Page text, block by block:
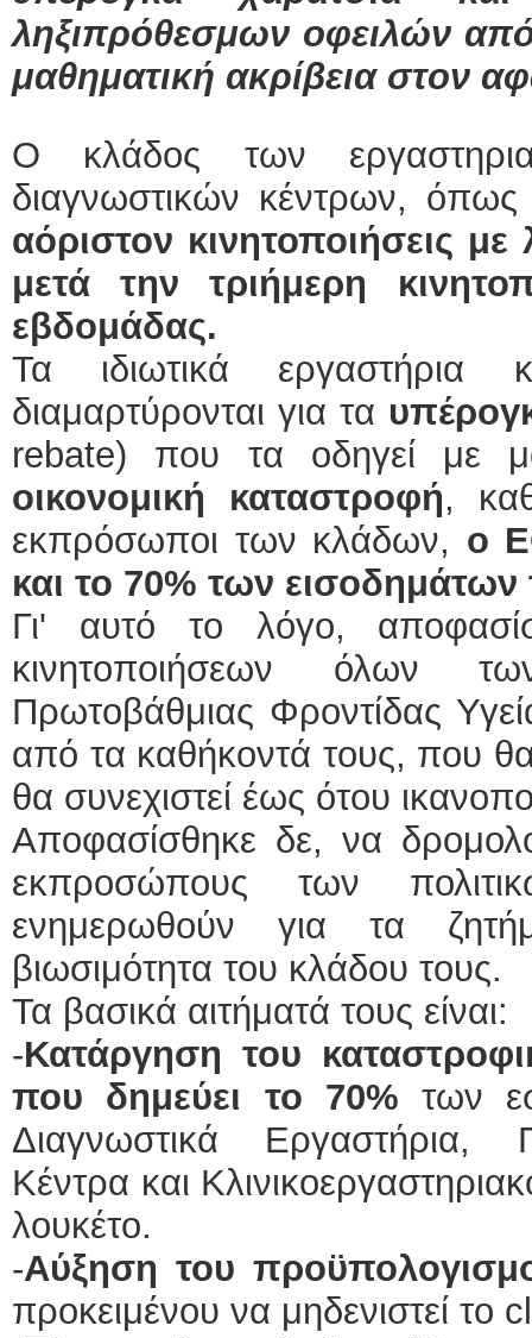
ληξιπρόθεσμων οφειλών
μαθηματική ακρίβεια στον
Ο κλάδος των
διαγνωστικών κέντρων,
αόριστον κινητοποιήσεις
μετά την τριήμερη
εβδομάδας.
Τα ιδιωτικά εργαστήρια
διαμαρτύρονται για τα
rebate) που τα οδηγεί με
οικονομική καταστροφή,
εκπρόσωποι των κλάδων, ο
και το 70% των εισοδημάτων
Γι' αυτό το λόγο,
κινητοποιήσεων όλων
Πρωτοβάθμιας Φροντίδας
από τα καθήκοντά τους, που θα
θα συνεχιστεί έως ότου
Αποφασίσθηκε δε, να
εκπροσώπους των
ενημερωθούν για τα
βιωσιμότητα του κλάδου τους.
Τα βασικά αιτήματά τους είναι:
-Κατάργηση του
που δημεύει το 70% των
Διαγνωστικά Εργαστήρια,
Κέντρα και
λουκέτο.
-Αύξηση του
προκειμένου να μηδενιστεί το